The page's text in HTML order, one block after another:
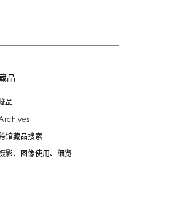
品
品
馆藏品搜索
影、图像使用、细览